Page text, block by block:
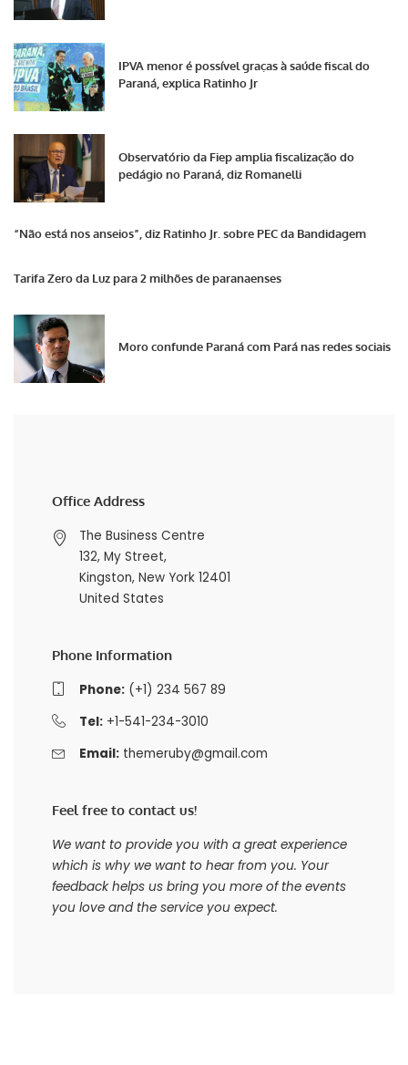
IPVA menor é possível graças à saúde fiscal do
Paraná, explica Ratinho Jr
Observatório da Fiep amplia fiscalização do
pedágio no Paraná, diz Romanelli
“Não está nos anseios”, diz Ratinho Jr. sobre PEC da Bandidagem
Tarifa Zero da Luz para 2 milhões de paranaenses
Moro confunde Paraná com Pará nas redes sociais
Office Address
The Business Centre
132, My Street,
Kingston, New York 12401
United States
Phone Information
Phone:(+1) 234 567 89
Tel:+1-541-234-3010
Email: themeruby@gmail.com
Feel free to contact us!
We want to provide you with a great experience
which is why we want to hear from you. Your
feedback helps us bring you more of the events
you love and the service you expect.